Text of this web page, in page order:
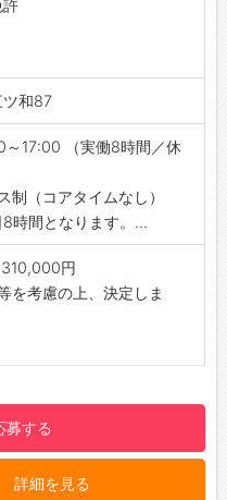
物流センター内での業務
仕分に関する業務を行う
】
ジしてみたい方
い方、連休取得をしたい
キャリアを築きたい方
働きたい方
ジ】
をはじめとした綿半グル
入荷の為の物流センター
す。
ンジも行っております！
許
ツ和87
17:00 （実働8時間／休
制（コアタイムなし）
時間となります。...
円
を考慮の上、決定しま
募する
詳細を見る